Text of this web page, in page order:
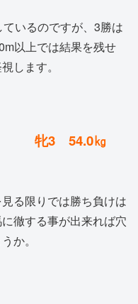
いるのですが、3勝は
以上では結果を残せ
します。
牝3 54.0㎏
る限りでは勝ち負けは
徹する事が出来れば穴
か。